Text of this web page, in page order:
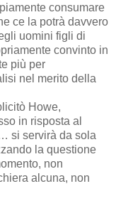
consumare
ce la potrà davvero
uomini figli di
convinto in
più per
nel merito della
Howe,
in risposta al
si servirà da sola
la questione
non
alcuna, non